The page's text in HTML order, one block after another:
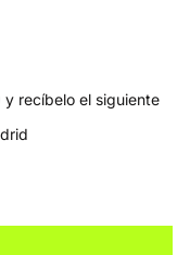
recíbelo el siguiente